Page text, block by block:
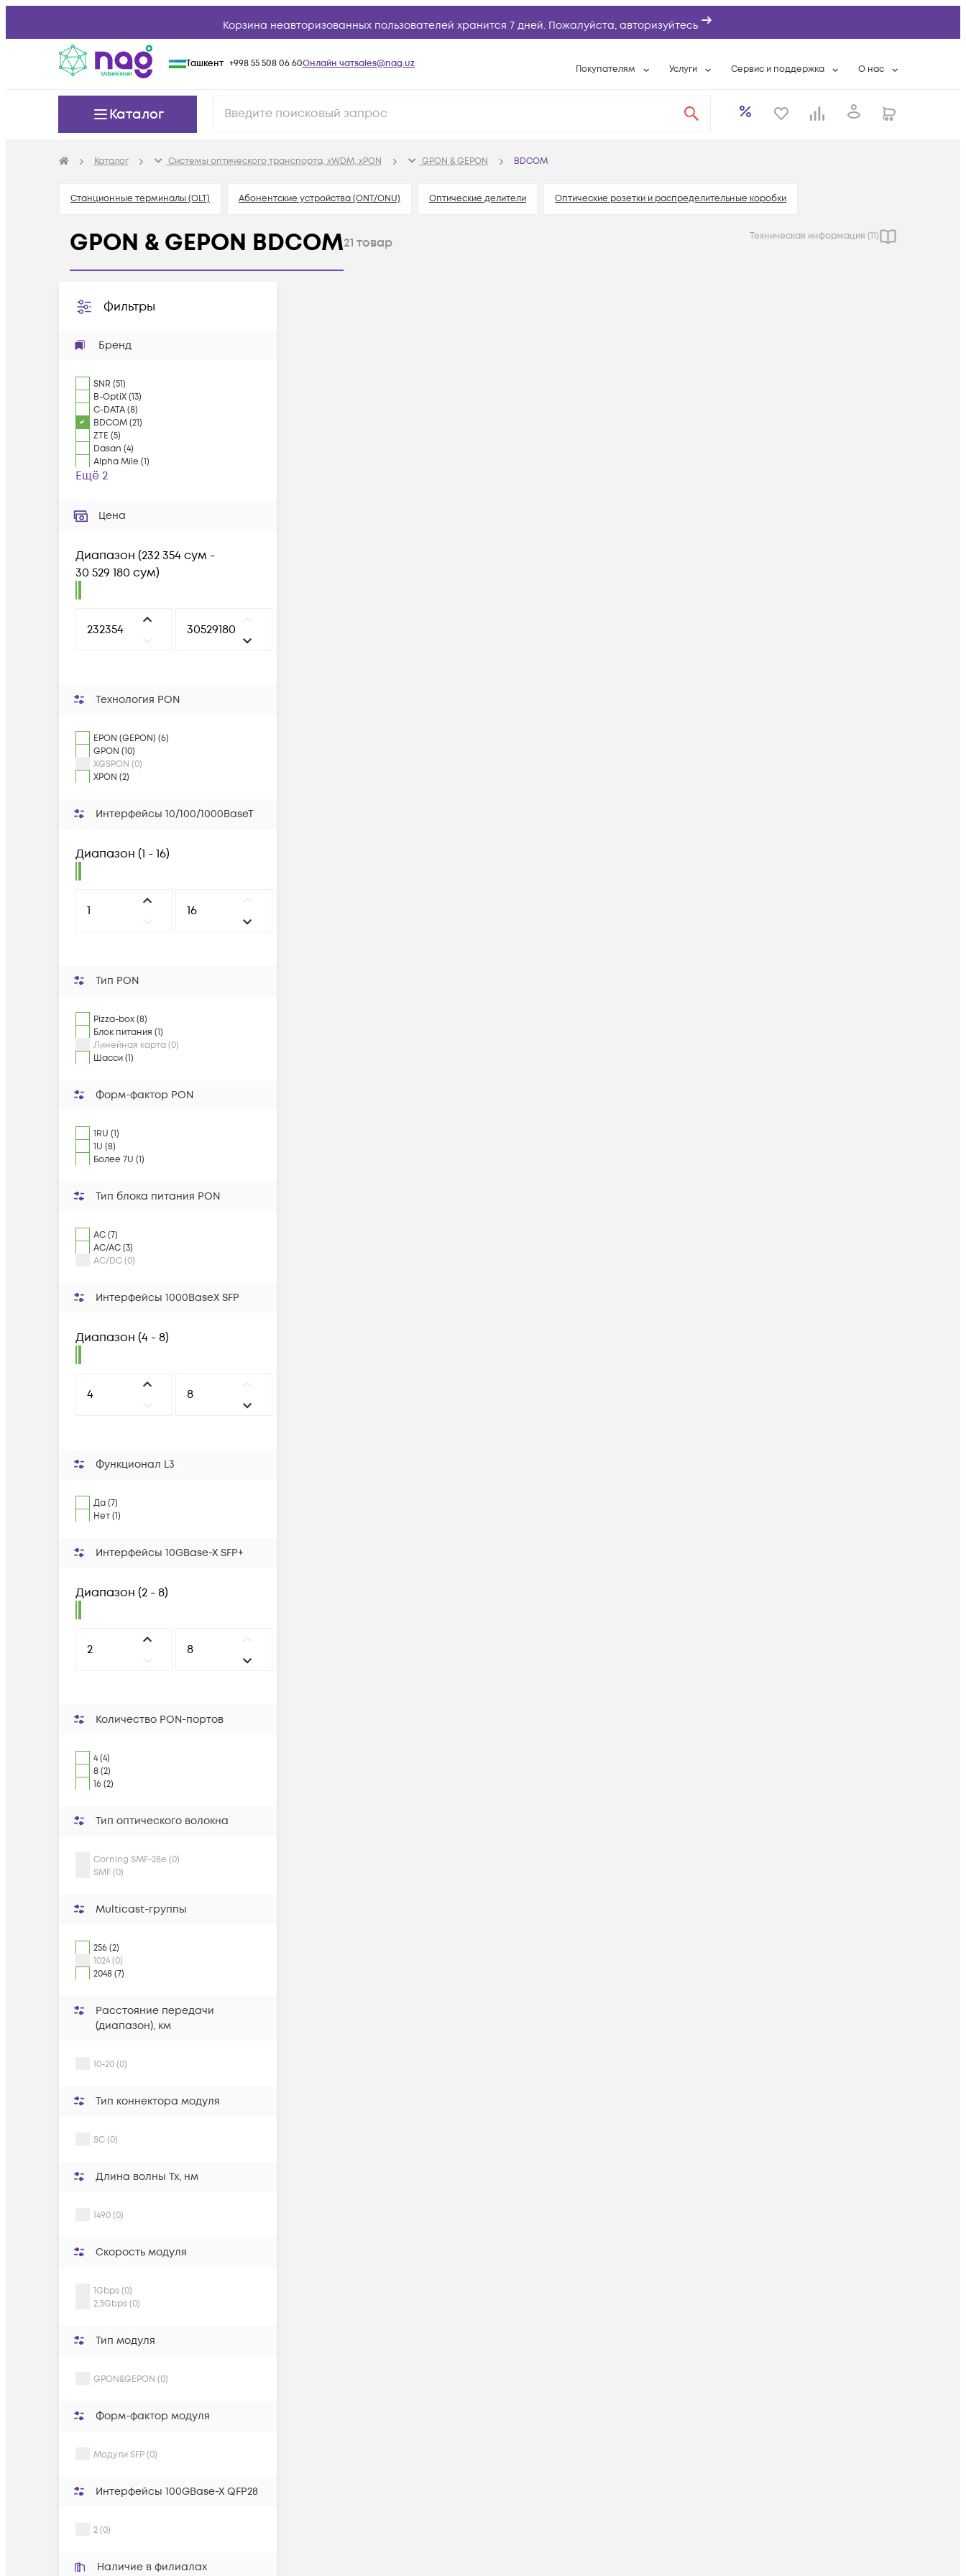
Корзина неавторизованных пользователей хранится 7 дней. Пожалуйста, авторизуйтесь
Ташкент +998 55 508 06 60Онлайн чатsales@nag.uz Покупателям Услуги
Расширенная гарантия
Сервис и поддержка
Разовые выездные работы
Техническая поддержка
О нас
Контактная
Каталог
Каталог Системы оптического транспорта, xWDM, xPON GPON & GEPON BDCOM
Станционные терминалы (OLT) Абонентские устройства (ONT/ONU) Оптические делители Оптические розетки и распределительные коробки
GPON & GEPON BDCOM21 товар Техническая информация (11)
Фильтры
Бренд
SNR (51)
B-OptiX(13)
C-DATA(8)
BDCOM(21)
ZTE (5)
Dasan (4)
Alpha Mile (1)
Ещё 2
Цена
Диапазон (232 354 сум -
30 529 180 сум)
Технология PON
EPON (GEPON) (6)
GPON (10)
XGSPON (0)
XPON (2)
Интерфейсы 10/100/1000BaseT
Диапазон (1 - 16)
Тип PON
Pizza-box (8)
Блок питания (1)
Линейная карта (0)
Шасси (1)
Форм-фактор PON
1RU (1)
1U (8)
Более 7U (1)
Тип блока питания PON
AC (7)
AC/AC (3)
AC/DC (0)
Интерфейсы 1000BaseX SFP
Диапазон (4 - 8)
Функционал L3
Да (7)
Нет (1)
Интерфейсы 10GBase-X SFP+
Диапазон (2 - 8)
Количество PON-портов
4 (4)
8 (2)
16 (2)
Тип оптического волокна
Corning SMF-28e (0)
SMF (0)
Multicast-группы
256 (2)
1024 (0)
2048 (7)
Расстояние передачи
(диапазон), км
10-20 (0)
Тип коннектора модуля
SC (0)
Длина волны Tx, нм
1490 (0)
Скорость модуля
1Gbps (0)
2,5Gbps (0)
Тип модуля
GPON&GEPON (0)
Форм-фактор модуля
Модули SFP (0)
Интерфейсы 100GBase-X QFP28
2 (0)
Наличие в филиалах